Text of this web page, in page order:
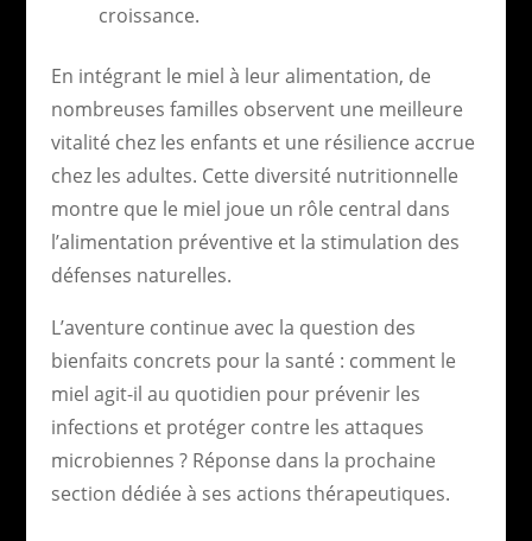
croissance.
En intégrant le miel à leur alimentation, de
nombreuses familles observent une meilleure
vitalité chez les enfants et une résilience accrue
chez les adultes. Cette diversité nutritionnelle
montre que le miel joue un rôle central dans
l’alimentation préventive et la stimulation des
défenses naturelles.
L’aventure continue avec la question des
bienfaits concrets pour la santé : comment le
miel agit-il au quotidien pour prévenir les
infections et protéger contre les attaques
microbiennes ? Réponse dans la prochaine
section dédiée à ses actions thérapeutiques.